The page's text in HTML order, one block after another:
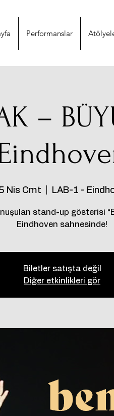
Performanslar
–
Nis Cmt LAB-1 -
stand-up gösterisi
Eindhoven sahnesinde!
Biletler satışta değil
Diğer etkinlikleri gör